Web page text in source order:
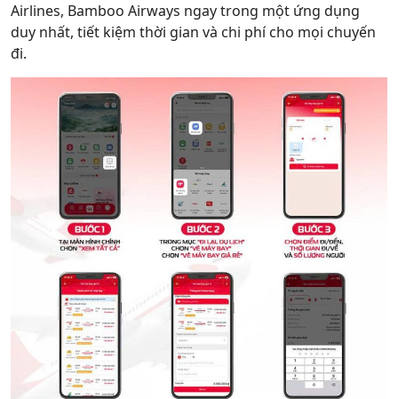
Airlines, Bamboo Airways ngay trong một ứng dụng
duy nhất, tiết kiệm thời gian và chi phí cho mọi chuyến
đi.